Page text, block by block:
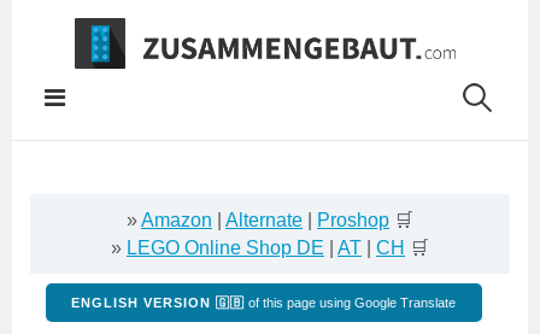
Springe
Inhalt
»Amazon Alternate Proshop 🛒
» LEGO Online Shop DE AT CH 🛒
ENGLISH VERSION 🇬🇧 of this page using Google Translate